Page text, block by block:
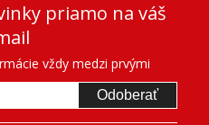
priamo na váš
vždy medzi prvými
Odoberať